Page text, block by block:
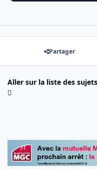
Partager
Aller sur la liste des sujets